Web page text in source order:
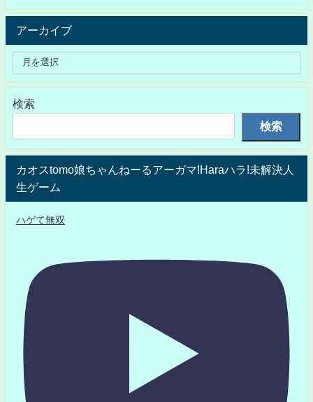
アーカイブ
検索
検索
カオスtomo娘ちゃんねーるアーガマ!Haraハラ!未解決人
生ゲーム
ハゲて無双